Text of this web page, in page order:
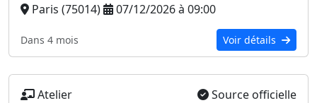
Paris (75014)
07/12/2026 à 09:00
Dans 4 mois Voir détails
Atelier Source officielle